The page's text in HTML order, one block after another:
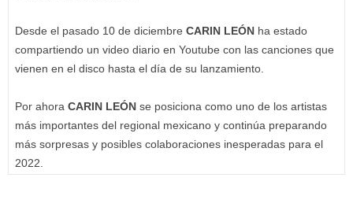
Desde el pasado 10 de diciembre CARIN LEÓN ha estado
compartiendo un video diario en Youtube con las canciones que
vienen en el disco hasta el día de su lanzamiento.
Por ahora CARIN LEÓN se posiciona como uno de los artistas
más importantes del regional mexicano y continúa preparando
más sorpresas y posibles colaboraciones inesperadas para el
2022.